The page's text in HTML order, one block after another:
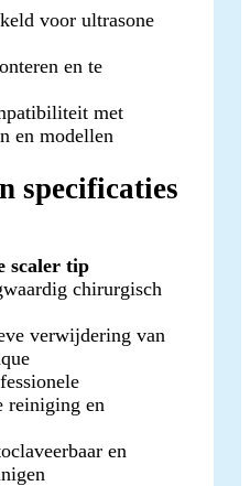
voor ultrasone
en te
met
en modellen
specificaties
scaler tip
chirurgisch
verwijdering van
reiniging en
en